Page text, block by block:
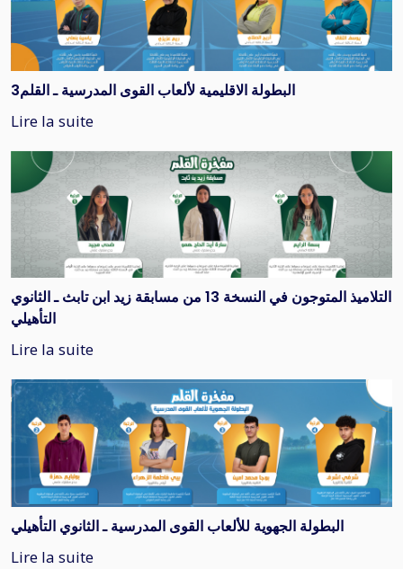
البطولة الاقليمية لألعاب القوى المدرسية ـ القلم3
Lire la suite
التلاميذ المتوجون في النسخة 13 من مسابقة زيد ابن تابث ـ الثانوي
التأهيلي
Lire la suite
البطولة الجهوية للألعاب القوى المدرسية ـ الثانوي التأهيلي
Lire la suite